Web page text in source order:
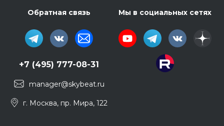
Обратная связь
+7 (495) 777-08-31
manager@skybeat.ru
г. Москва, пр. Мира, 122
Мы в социальных сетях